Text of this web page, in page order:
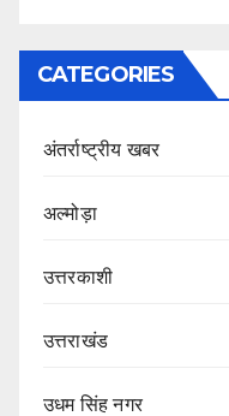
CATEGORIES
अंतर्राष्ट्रीय खबर
अल्मोड़ा
उत्तरकाशी
उत्तराखंड
उधम सिंह नगर